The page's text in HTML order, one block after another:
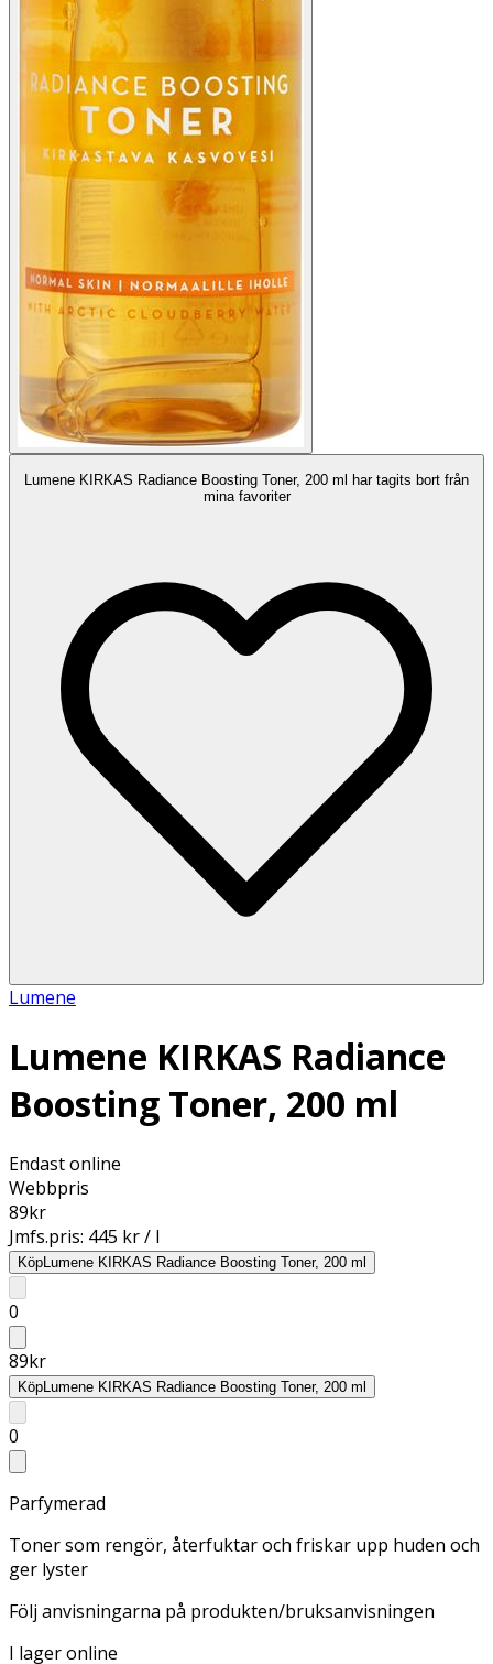
Lumene KIRKAS Radiance Boosting Toner, 200 ml har tagits bort från
mina favoriter
Lumene
Lumene KIRKAS Radiance
Boosting Toner, 200 ml
Endast online
Webbpris
89kr
Jmfs.pris: 445 kr / l
KöpLumene KIRKAS Radiance Boosting Toner, 200 ml
0
89kr
KöpLumene KIRKAS Radiance Boosting Toner, 200 ml
0
Parfymerad
Toner som rengör, återfuktar och friskar upp huden och
ger lyster
Följ anvisningarna på produkten/bruksanvisningen
I lager online